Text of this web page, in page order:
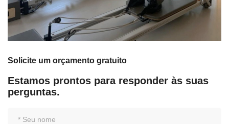
Solicite um orçamento gratuito
Estamos prontos para responder às suas
perguntas.